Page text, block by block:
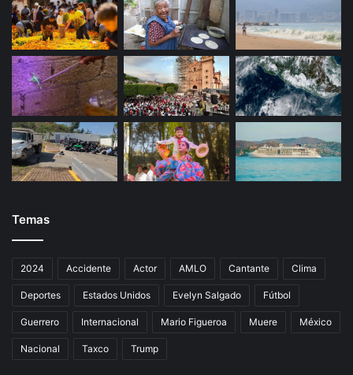
Temas
2024 Accidente Actor AMLO Cantante Clima
Deportes Estados Unidos Evelyn Salgado Fútbol
Guerrero Internacional Mario Figueroa Muere México
Nacional Taxco Trump